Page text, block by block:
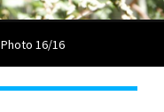
Photo 16/16